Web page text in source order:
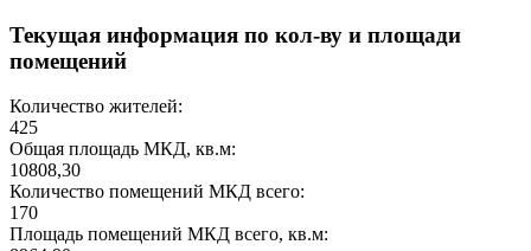
Текущая информация по кол-ву и площади
помещений
Количество жителей:
425
Общая площадь МКД, кв.м:
10808,30
Количество помещений МКД всего:
170
Площадь помещений МКД всего, кв.м: